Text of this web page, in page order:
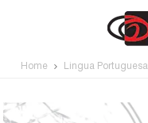
Home Língua Portuguesa